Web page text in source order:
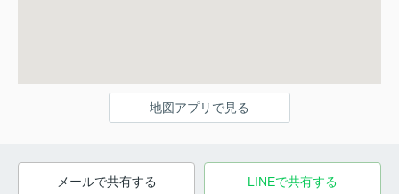
地図アプリで見る
メールで共有する LINEで共有する